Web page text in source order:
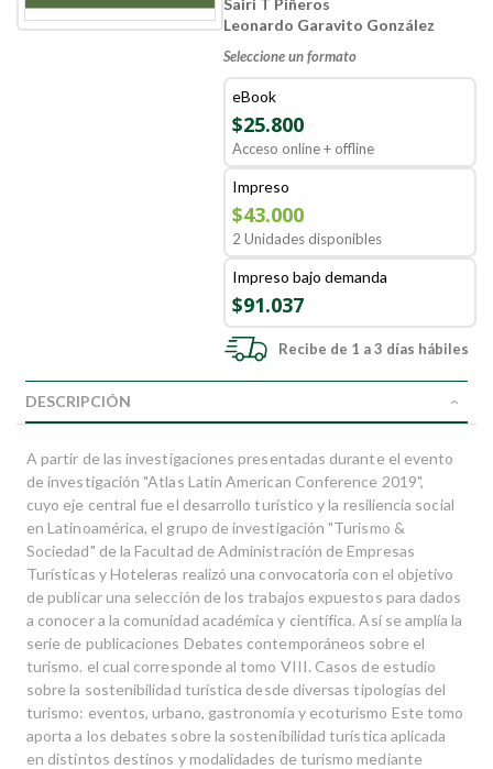
Sairi T Piñeros
Leonardo Garavito González
Seleccione un formato
eBook
$25.800
Acceso online + offline
Impreso
$43.000
2 Unidades disponibles
Impreso bajo demanda
$91.037
Recibe de 1 a 3 días hábiles
DESCRIPCIÓN
A partir de las investigaciones presentadas durante el evento
de investigación "Atlas Latin American Conference 2019",
cuyo eje central fue el desarrollo turístico y la resiliencia social
en Latinoamérica, el grupo de investigación "Turismo &
Sociedad" de la Facultad de Administración de Empresas
Turísticas y Hoteleras realizó una convocatoria con el objetivo
de publicar una selección de los trabajos expuestos para dados
a conocer a la comunidad académica y científica. Así se amplía la
serie de publicaciones Debates contemporáneos sobre el
turismo. el cual corresponde al tomo VIII. Casos de estudio
sobre la sostenibilidad turística desde diversas tipologías del
turismo: eventos, urbano, gastronomía y ecoturismo Este tomo
aporta a los debates sobre la sostenibilidad turística aplicada
en distintos destinos y modalidades de turismo mediante